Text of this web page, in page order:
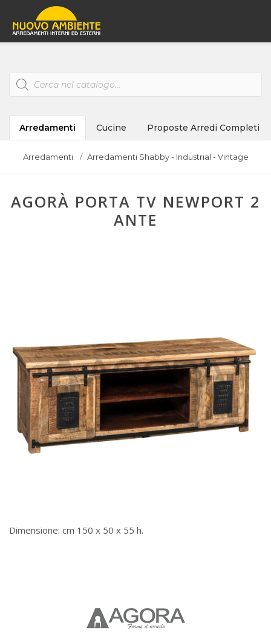
Products
search
Arredamenti Cucine Proposte Arredi Completi
Arredamenti Arredamenti Shabby - Industrial - Vintage
AGORÀ PORTA TV NEWPORT 2
ANTE
Dimensione: cm 150 x 50 x 55 h.